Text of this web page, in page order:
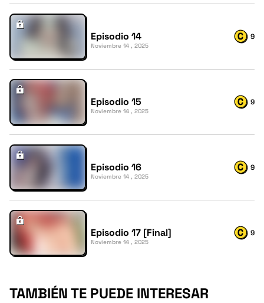
Episodio 14
Noviembre 14 , 2025
9
Episodio 15
Noviembre 14 , 2025
9
Episodio 16
Noviembre 14 , 2025
9
Episodio 17 [Final]
Noviembre 14 , 2025
9
TAMBIÉN TE PUEDE INTERESAR